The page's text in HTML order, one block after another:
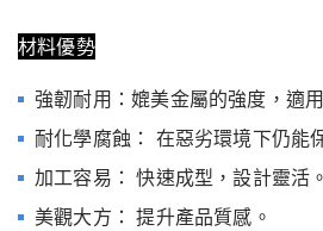
材料優勢
強韌耐用：媲美金屬的強度，適
耐化學腐蝕： 在惡劣環境下仍能
加工容易： 快速成型，設計靈活。
美觀大方： 提升產品質感。